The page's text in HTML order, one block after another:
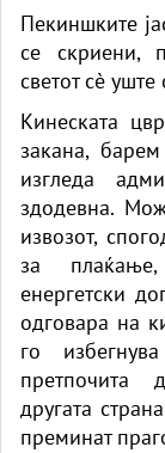
Пекиншките
се скриени,
светот сè
Кинеската
закана,
изгледа
здодевна.
извозот,
за
енергетски
одговара на
го
претпочита
другата
преминат